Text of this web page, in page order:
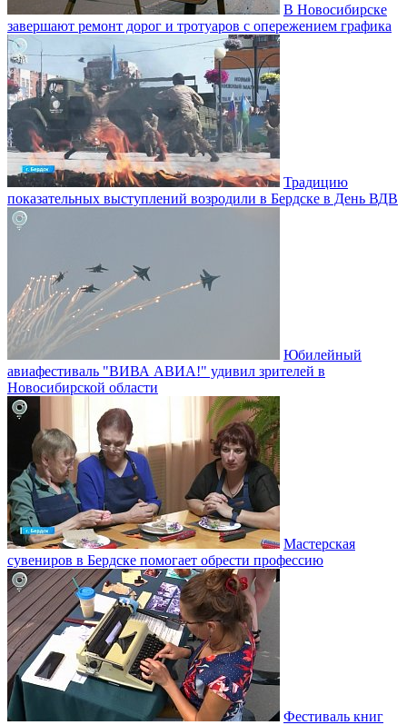
В Новосибирске
завершают ремонт дорог и тротуаров с опережением графика
Традицию
показательных выступлений возродили в Бердске в День ВДВ
Юбилейный
авиафестиваль "ВИВА АВИА!" удивил зрителей в
Новосибирской области
Мастерская
сувениров в Бердске помогает обрести профессию
Фестиваль книг